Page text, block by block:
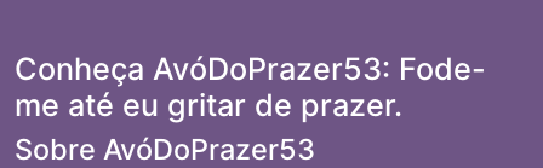
Conheça AvóDoPrazer53: Fode-
me até eu gritar de prazer.
Sobre AvóDoPrazer53